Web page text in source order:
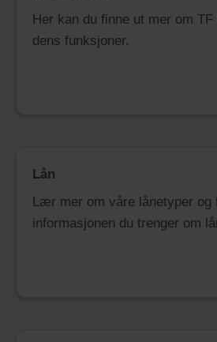
Her kan du finne ut mer om TF
dens funksjoner.
Lån
Lær mer om våre lånetyper og
informasjonen du trenger om